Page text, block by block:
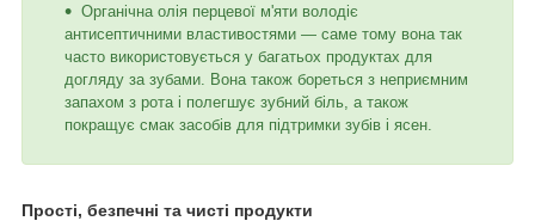
Органічна олія перцевої м'яти володіє
антисептичними властивостями — саме тому вона так
часто використовується у багатьох продуктах для
догляду за зубами. Вона також бореться з неприємним
запахом з рота і полегшує зубний біль, а також
покращує смак засобів для підтримки зубів і ясен.
Прості, безпечні та чисті продукти